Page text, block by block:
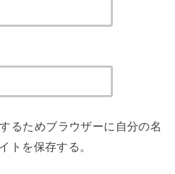
るためブラウザーに自分の名
トを保存する。